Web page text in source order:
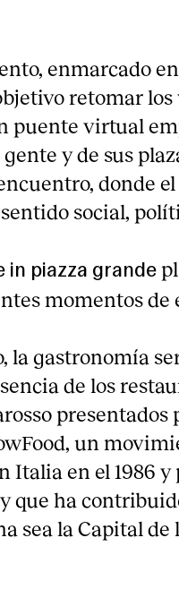
enmarcado
retomar
puente virtual
y de sus
donde
social,
in piazza grande
momentos de
la gastronomía
de los
presentados
un
Italia en el 1986 y
que ha
sea la Capital